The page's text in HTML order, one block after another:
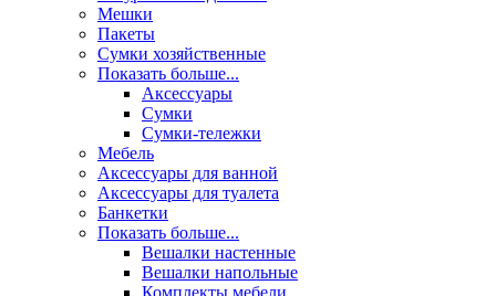
Мешки
Пакеты
Сумки хозяйственные
Показать больше...
Аксессуары
Сумки
Сумки-тележки
Мебель
Аксессуары для ванной
Аксессуары для туалета
Банкетки
Показать больше...
Вешалки настенные
Вешалки напольные
Комплекты мебели